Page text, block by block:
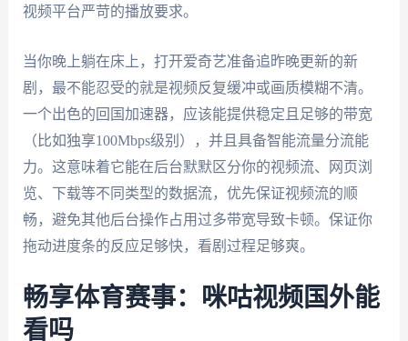
视频平台严苛的播放要求。
当你晚上躺在床上，打开爱奇艺准备追昨晚更新的新
剧，最不能忍受的就是视频反复缓冲或画质模糊不清。
一个出色的回国加速器，应该能提供稳定且足够的带宽
（比如独享100Mbps级别），并且具备智能流量分流能
力。这意味着它能在后台默默区分你的视频流、网页浏
览、下载等不同类型的数据流，优先保证视频流的顺
畅，避免其他后台操作占用过多带宽导致卡顿。保证你
拖动进度条的反应足够快，看剧过程足够爽。
畅享体育赛事：咪咕视频国外能
看吗